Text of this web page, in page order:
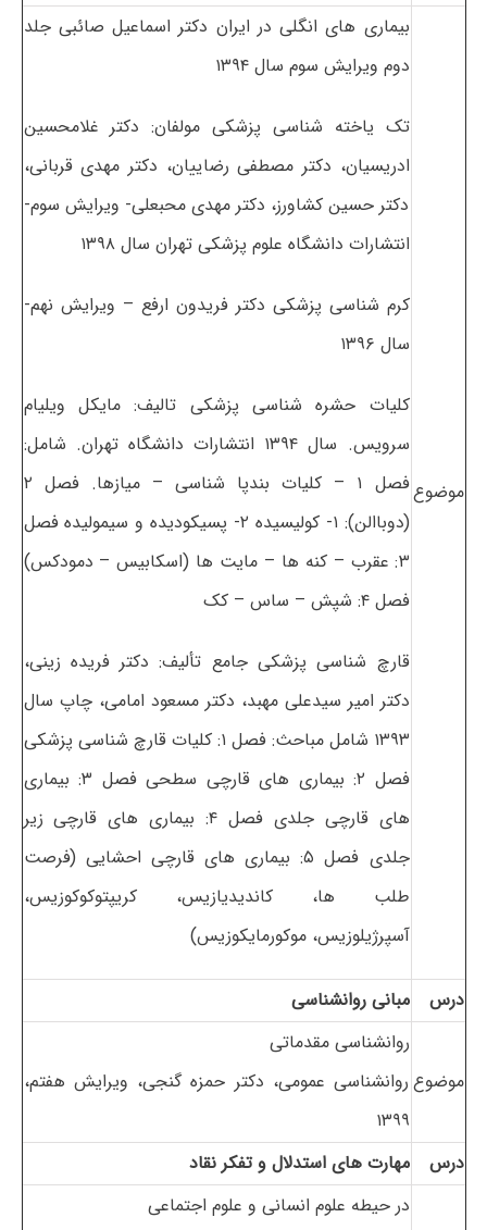
موضوع
بیماری های انگلی در ایران دکتر اسماعیل صائبی جلد
دوم ویرایش سوم سال ۱۳۹۴
تک یاخته شناسی پزشکی مولفان: دکتر غلامحسین
ادریسیان، دکتر مصطفی رضاییان، دکتر مهدی قربانی،
دکتر حسین کشاورز، دکتر مهدی محبعلی- ویرایش سوم-
انتشارات دانشگاه علوم پزشکی تهران سال ۱۳۹۸
کرم شناسی پزشکی دکتر فریدون ارفع – ویرایش نهم-
سال ۱۳۹۶
کلیات حشره شناسی پزشکی تالیف: مایکل ویلیام
سرویس. سال ۱۳۹۴ انتشارات دانشگاه تهران. شامل:
فصل ۱ – کلیات بندپا شناسی – میازها. فصل ۲
(دوباالن): ۱- کولیسیده ۲- پسیکودیده و سیمولیده فصل
۳: عقرب – کنه ها – مایت ها (اسکابیس – دمودکس)
فصل ۴: شپش – ساس – کک
قارچ شناسی پزشکی جامع تألیف: دکتر فریده زینی،
دکتر امیر سیدعلی مهبد، دکتر مسعود امامی، چاپ سال
۱۳۹۳ شامل مباحث: فصل ۱: کلیات قارچ شناسی پزشکی
فصل ۲: بیماری های قارچی سطحی فصل ۳: بیماری
های قارچی جلدی فصل ۴: بیماری های قارچی زیر
جلدی فصل ۵: بیماری های قارچی احشایی (فرصت
طلب ها، کاندیدیازیس، کریپتوکوکوزیس،
آسپرژیلوزیس، موکورمایکوزیس)
درس مبانی روانشناسی
موضوع
روانشناسی مقدماتی
روانشناسی عمومی، دکتر حمزه گنجی، ویرایش هفتم،
۱۳۹۹
درس
مهارت های استدلال و تفکر نقاد
در حیطه علوم انسانی و علوم اجتماعی